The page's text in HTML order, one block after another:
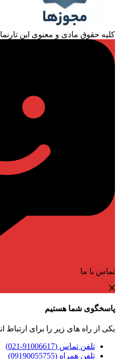
کلیه حقوق مادی و معنوی این
تماس با ما
پاسخگوی شما هستیم
یکی از راه های زیر را برای ارتباط
تلفن تماس (91006617-021)
تلفن همراه (09190055755)